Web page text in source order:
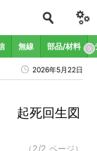
無線 部品/材料
2026年5月22日
起死回生図
（2/2 ページ）